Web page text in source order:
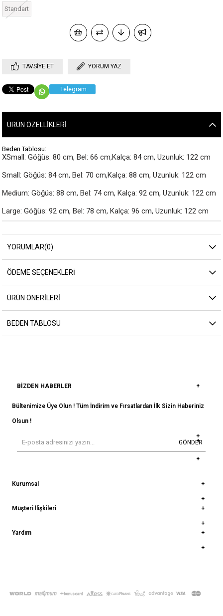
Standart
TAVSIYE ET YORUM YAZ
Telegram
ÜRÜN ÖZELLIKLERI
Beden Tablosu:
XSmall: Göğüs: 80 cm, Bel: 66 cm,Kalça: 84 cm, Uzunluk: 122 cm
Small: Göğüs: 84 cm, Bel: 70 cm,Kalça: 88 cm, Uzunluk: 122 cm
Medium: Göğüs: 88 cm, Bel: 74 cm, Kalça: 92 cm, Uzunluk: 122 cm
Large: Göğüs: 92 cm, Bel: 78 cm, Kalça: 96 cm, Uzunluk: 122 cm
YORUMLAR(0)
ÖDEME SEÇENEKLERI
ÜRÜN ÖNERILERI
BEDEN TABLOSU
BIZDEN HABERLER
Bültenimize Üye Olun ! Tüm İndirim ve Fırsatlardan İlk Sizin Haberiniz
Olsun !
GÖNDER
Kurumsal
Müşteri İlişkileri
Yardım